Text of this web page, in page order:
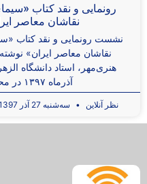
رونمایی و نقد کتاب
نقاشان معاصر
نشست رونمایی و نقد کتاب
نقاشان معاصر ایران»
آذرماه ۱۳۹۷ در محل
نظر آنلاین سه‌شنبه 27 آذر 1397